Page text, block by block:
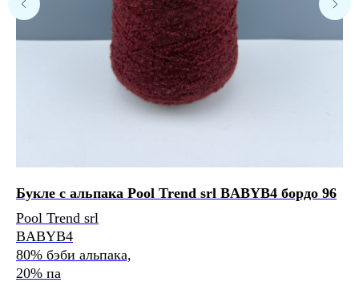
Букле с альпака Pool Trend srl BABYB4 бордо 96
Pool Trend srl
BABYB4
80% бэби альпака,
20% па
Нить, собранная из 2 нитей
будет иметь метраж:
Расчет метража 3 артикула
Расчет метража 4 артикула
Расчет метража 5